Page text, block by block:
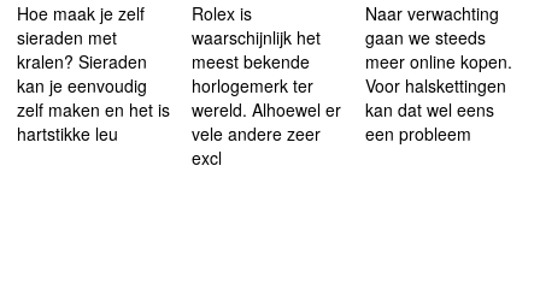
Hoe maak je zelf
sieraden met
kralen? Sieraden
kan je eenvoudig
zelf maken en het is
hartstikke leu
Rolex is
waarschijnlijk het
meest bekende
horlogemerk ter
wereld. Alhoewel er
vele andere zeer
excl
Naar verwachting
gaan we steeds
meer online kopen.
Voor halskettingen
kan dat wel eens
een probleem